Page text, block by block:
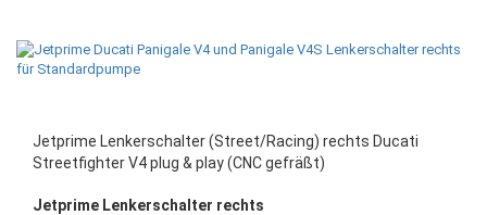
Jetprime Lenkerschalter (Street/Racing) rechts Ducati
Streetfighter V4 plug & play (CNC gefräßt)
Jetprime Lenkerschalter rechts